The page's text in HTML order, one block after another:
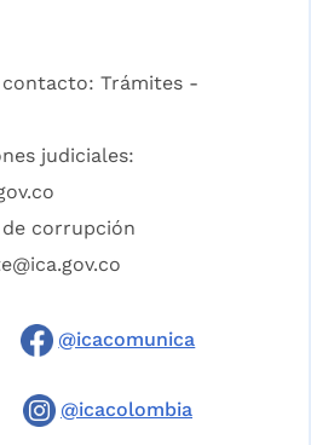
Trámites -
judiciales:
corrupción
@icacomunica
@icacolombia